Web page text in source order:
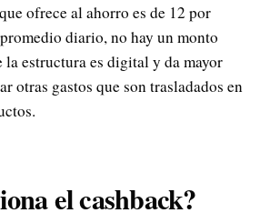
ofrece al ahorro es de 12 por
diario, no hay un monto
estructura es digital y da mayor
otras gastos que son trasladados en
el cashback?